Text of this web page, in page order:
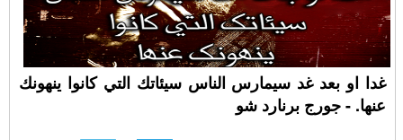
غدا او بعد غد سيمارس الناس سيئاتك التي كانوا ينهونك
عنها. - جورج برنارد شو